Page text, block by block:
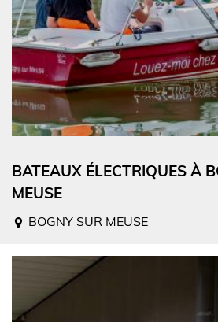
BATEAUX ÉLECTRIQUES À
MEUSE
BOGNY SUR MEUSE